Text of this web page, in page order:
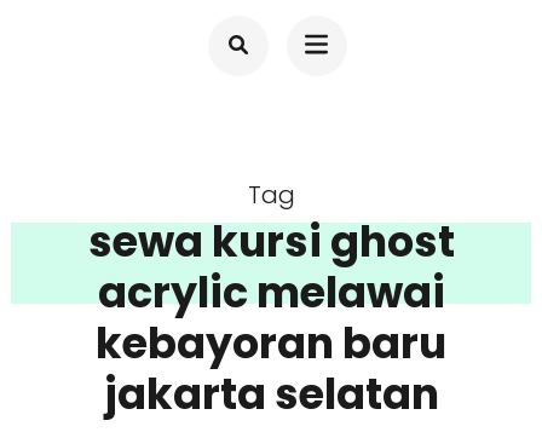
Tag
sewa kursi ghost
acrylic melawai
kebayoran baru
jakarta selatan